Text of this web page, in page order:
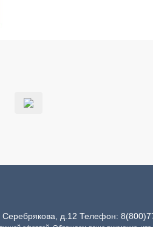
д.12 Телефон: